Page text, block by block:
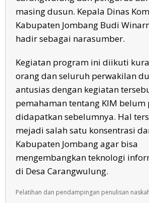
masing dusun. Kepala Dinas
Kabupaten Jombang Budi
hadir sebagai narasumber.
Kegiatan program ini diikuti
orang dan seluruh perwakilan
antusias dengan kegiatan
pemahaman tentang KIM belum
didapatkan sebelumnya. Hal
mejadi salah satu konsentrasi
Kabupaten Jombang agar bisa
mengembangkan teknologi
di Desa Carangwulung.
Pelatihan dan pendampingan penulisan